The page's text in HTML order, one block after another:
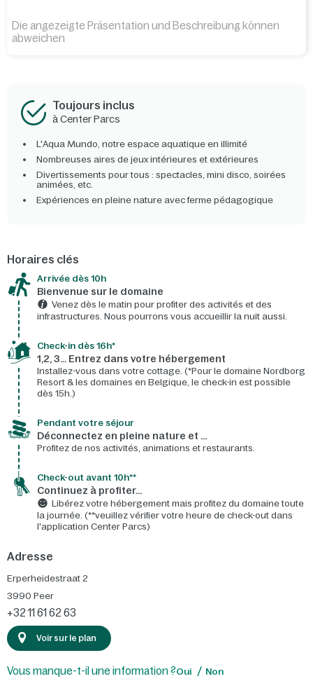
Die angezeigte Präsentation und Beschreibung können
abweichen
Toujours inclus
à Center Parcs
L'Aqua Mundo, notre espace aquatique en illimité
Nombreuses aires de jeux intérieures et extérieures
Divertissements pour tous : spectacles, mini disco, soirées
animées, etc.
Expériences en pleine nature avec ferme pédagogique
Horaires clés
Arrivée dès 10h​
Bienvenue sur le domaine​
Venez dès le matin pour profiter des activités et des
infrastructures. Nous pourrons vous accueillir la nuit aussi.
Check-in dès 16h*​
1,2, 3… Entrez dans votre hébergement
Installez-vous dans votre cottage. (*Pour le domaine Nordborg
Resort & les domaines en Belgique, le check-in est possible
dès 15h.)
Pendant votre séjour
Déconnectez en pleine nature et …
Profitez de nos activités, animations et restaurants.
Check-out avant 10h**
Continuez à profiter…
Libérez votre hébergement mais profitez du domaine toute
la journée. (**veuillez vérifier votre heure de check-out dans
l'application Center Parcs)
Adresse
Erperheidestraat 2
3990 Peer
+32 11 61 62 63
Voir sur le plan
Vous manque-t-il une information ?Oui Non